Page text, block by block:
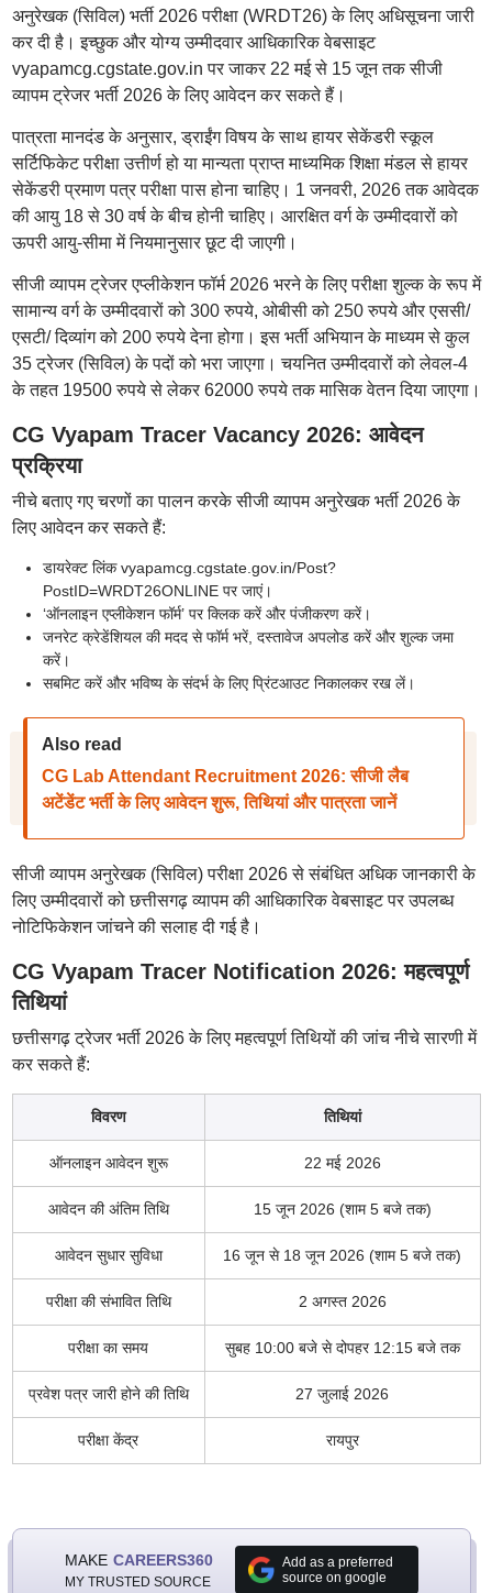
अनुरेखक (सिविल) भर्ती 2026 परीक्षा (WRDT26) के लिए अधिसूचना जारी
कर दी है। इच्छुक और योग्य उम्मीदवार आधिकारिक वेबसाइट
vyapamcg.cgstate.gov.in पर जाकर 22 मई से 15 जून तक सीजी
व्यापम ट्रेजर भर्ती 2026 के लिए आवेदन कर सकते हैं।
पात्रता मानदंड के अनुसार, ड्राईंग विषय के साथ हायर सेकेंडरी स्कूल
सर्टिफिकेट परीक्षा उत्तीर्ण हो या मान्यता प्राप्त माध्यमिक शिक्षा मंडल से हायर
सेकेंडरी प्रमाण पत्र परीक्षा पास होना चाहिए। 1 जनवरी, 2026 तक आवेदक
की आयु 18 से 30 वर्ष के बीच होनी चाहिए। आरक्षित वर्ग के उम्मीदवारों को
ऊपरी आयु-सीमा में नियमानुसार छूट दी जाएगी।
सीजी व्यापम ट्रेजर एप्लीकेशन फॉर्म 2026 भरने के लिए परीक्षा शुल्क के रूप में
सामान्य वर्ग के उम्मीदवारों को 300 रुपये, ओबीसी को 250 रुपये और एससी/
एसटी/ दिव्यांग को 200 रुपये देना होगा। इस भर्ती अभियान के माध्यम से कुल
35 ट्रेजर (सिविल) के पदों को भरा जाएगा। चयनित उम्मीदवारों को लेवल-4
के तहत 19500 रुपये से लेकर 62000 रुपये तक मासिक वेतन दिया जाएगा।
CG Vyapam Tracer Vacancy 2026: आवेदन
प्रक्रिया
नीचे बताए गए चरणों का पालन करके सीजी व्यापम अनुरेखक भर्ती 2026 के
लिए आवेदन कर सकते हैं:
डायरेक्ट लिंक vyapamcg.cgstate.gov.in/Post?
PostID=WRDT26ONLINE पर जाएं।
‘ऑनलाइन एप्लीकेशन फॉर्म’ पर क्लिक करें और पंजीकरण करें।
जनरेट क्रेडेंशियल की मदद से फॉर्म भरें, दस्तावेज अपलोड करें और शुल्क जमा
करें।
सबमिट करें और भविष्य के संदर्भ के लिए प्रिंटआउट निकालकर रख लें।
Also read
CG Lab Attendant Recruitment 2026: सीजी लैब
अटेंडेंट भर्ती के लिए आवेदन शुरू, तिथियां और पात्रता जानें
सीजी व्यापम अनुरेखक (सिविल) परीक्षा 2026 से संबंधित अधिक जानकारी के
लिए उम्मीदवारों को छत्तीसगढ़ व्यापम की आधिकारिक वेबसाइट पर उपलब्ध
नोटिफिकेशन जांचने की सलाह दी गई है।
CG Vyapam Tracer Notification 2026: महत्वपूर्ण
तिथियां
छत्तीसगढ़ ट्रेजर भर्ती 2026 के लिए महत्वपूर्ण तिथियों की जांच नीचे सारणी में
कर सकते हैं:
विवरण तिथियां
ऑनलाइन आवेदन शुरू 22 मई 2026
आवेदन की अंतिम तिथि 15 जून 2026 (शाम 5 बजे तक)
आवेदन सुधार सुविधा 16 जून से 18 जून 2026 (शाम 5 बजे तक)
परीक्षा की संभावित तिथि 2 अगस्त 2026
परीक्षा का समय सुबह 10:00 बजे से दोपहर 12:15 बजे तक
प्रवेश पत्र जारी होने की तिथि 27 जुलाई 2026
परीक्षा केंद्र रायपुर
MAKE CAREERS360
MY TRUSTED SOURCE
Add as a preferred
source on google